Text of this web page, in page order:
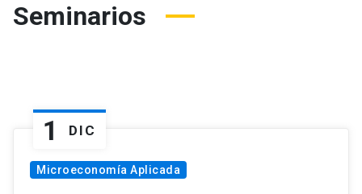
Seminarios
1 DIC
Microeconomía Aplicada